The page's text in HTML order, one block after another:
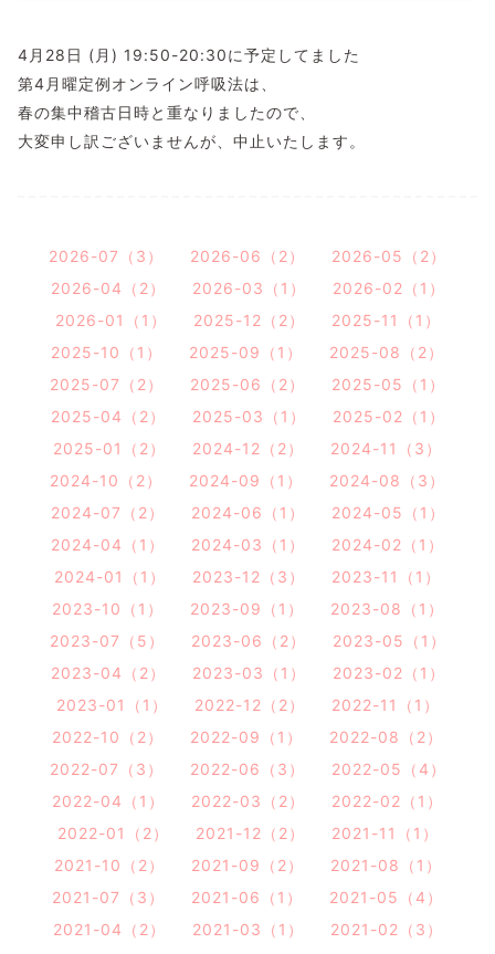
4月28日 (月) 19:50-20:30に予定してました
第4月曜定例オンライン呼吸法は、
春の集中稽古日時と重なりましたので、
大変申し訳ございませんが、中止いたします。
2026-07（3） 2026-06（2）
2026-05（2）
2026-04（2）
2026-03（1）
2026-02（1）
2026-01（1）
2025-12（2）
2025-11（1）
2025-10（1）
2025-09（1）
2025-08（2）
2025-07（2）
2025-06（2）
2025-05（1）
2025-04（2）
2025-03（1）
2025-02（1）
2025-01（2）
2024-12（2）
2024-11（3）
2024-10（2）
2024-09（1）
2024-08（3）
2024-07（2）
2024-06（1）
2024-05（1）
2024-04（1）
2024-03（1）
2024-02（1）
2024-01（1）
2023-12（3）
2023-11（1）
2023-10（1）
2023-09（1）
2023-08（1）
2023-07（5）
2023-06（2）
2023-05（1）
2023-04（2）
2023-03（1）
2023-02（1）
2023-01（1）
2022-12（2）
2022-11（1）
2022-10（2）
2022-09（1）
2022-08（2）
2022-07（3）
2022-06（3）
2022-05（4）
2022-04（1）
2022-03（2）
2022-02（1）
2022-01（2）
2021-12（2）
2021-11（1）
2021-10（2）
2021-09（2）
2021-08（1）
2021-07（3）
2021-06（1）
2021-05（4）
2021-04（2）
2021-03（1）
2021-02（3）